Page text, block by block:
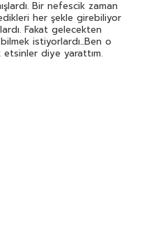
Bir nefescik zaman
her şekle girebiliyor
Fakat gelecekten
istiyorlardı...Ben o
diye yarattım.